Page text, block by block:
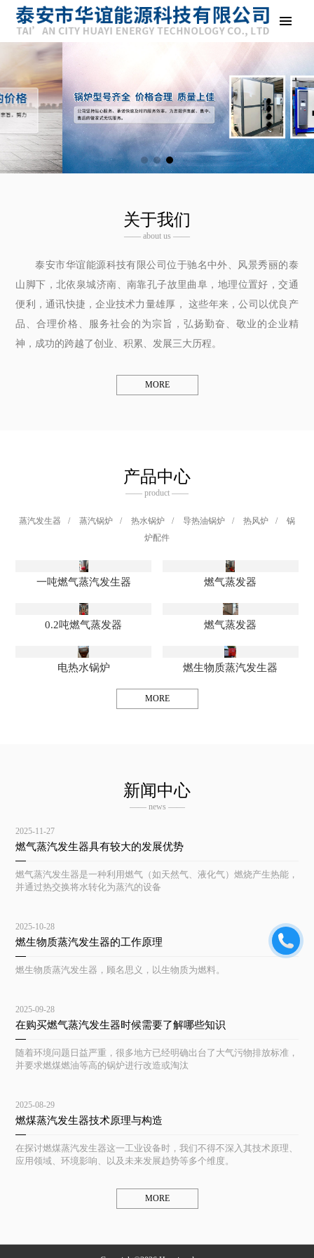
关于我们
—— about us ——
泰安市华谊能源科技有限公司位于驰名中外、风景秀丽的泰
山脚下，北依泉城济南、南靠孔子故里曲阜，地理位置好，交通
便利，通讯快捷，企业技术力量雄厚， 这些年来，公司以优良产
品、合理价格、服务社会的为宗旨，弘扬勤奋、敬业的企业精
神，成功的跨越了创业、积累、发展三大历程。
MORE
产品中心
—— product ——
蒸汽发生器 / 蒸汽锅炉 / 热水锅炉 / 导热油锅炉 / 热风炉 /
锅
炉配件
一吨燃气蒸汽发生器 燃气蒸发器
0.2吨燃气蒸发器 燃气蒸发器
电热水锅炉 燃生物质蒸汽发生器
MORE
新闻中心
—— news ——
2025-11-27
燃气蒸汽发生器具有较大的发展优势
燃气蒸汽发生器是一种利用燃气（如天然气、液化气）燃烧产生热能，
并通过热交换将水转化为蒸汽的设备
2025-10-28
燃生物质蒸汽发生器的工作原理
燃生物质蒸汽发生器，顾名思义，以生物质为燃料。
2025-09-28
在购买燃气蒸汽发生器时候需要了解哪些知识
随着环境问题日益严重，很多地方已经明确出台了大气污物排放标准，
并要求燃煤燃油等高的锅炉进行改造或淘汰
2025-08-29
燃煤蒸汽发生器技术原理与构造
在探讨燃煤蒸汽发生器这一工业设备时，我们不得不深入其技术原理、
应用领域、环境影响、以及未来发展趋势等多个维度。
MORE